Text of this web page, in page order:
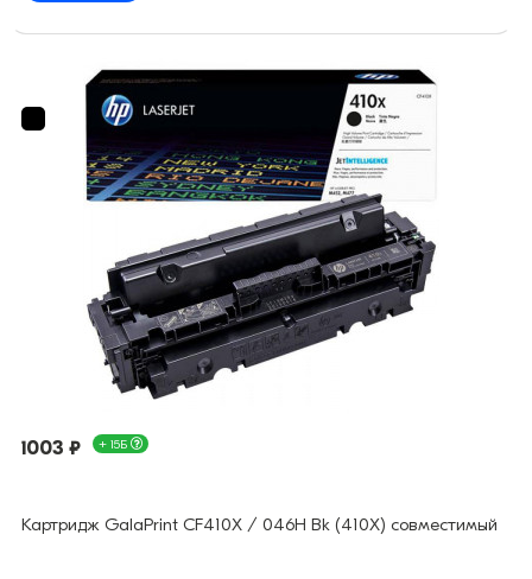
1003 ₽ + 15Б
Картридж GalaPrint CF410X / 046H Bk (410X) совместимый